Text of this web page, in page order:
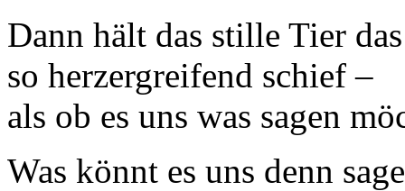
Dann hält das stille Tier
so herzergreifend schief –
als ob es uns was sagen
Was könnt es uns denn